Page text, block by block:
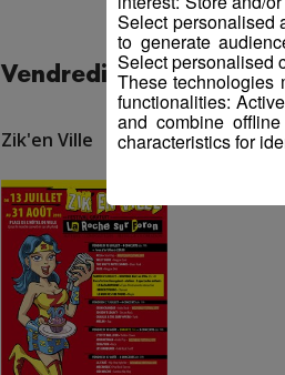
Vendredi 24 août | La
Zik'en Ville
Select personalised
to generate
Select personalised
These technologies
functionalities:
and combine
characteristics for